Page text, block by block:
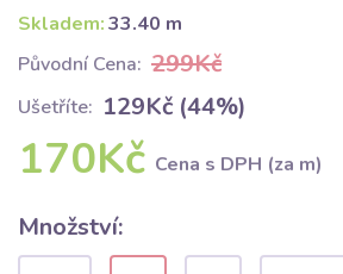
Skladem:33.40 m
Původní Cena: 299Kč
Ušetříte: 129Kč (44%)
170Kč Cena s DPH (za m)
Množství: